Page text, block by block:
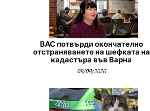
ВАС потвърди окончателно
отстраняването на шефката на
кадастъра във Варна
09/08/2026